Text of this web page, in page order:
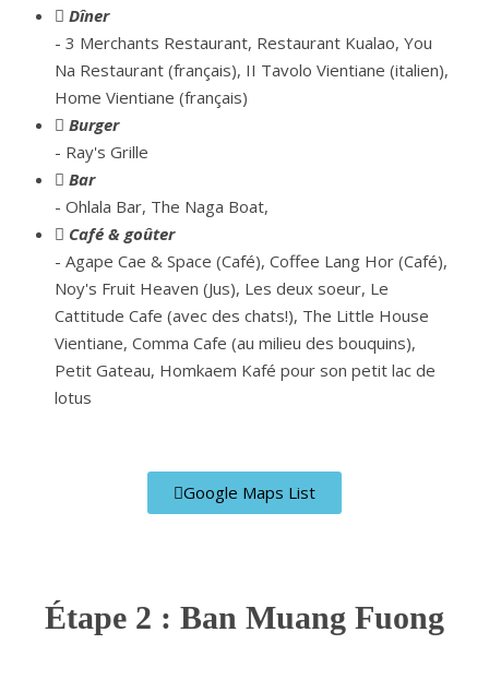
Dîner
- 3 Merchants Restaurant, Restaurant Kualao, You
Na Restaurant (français), II Tavolo Vientiane (italien),
Home Vientiane (français)
Burger
- Ray's Grille
Bar
- Ohlala Bar, The Naga Boat,
Café & goûter
- Agape Cae & Space (Café), Coffee Lang Hor (Café),
Noy's Fruit Heaven (Jus), Les deux soeur, Le
Cattitude Cafe (avec des chats!), The Little House
Vientiane, Comma Cafe (au milieu des bouquins),
Petit Gateau, Homkaem Kafé pour son petit lac de
lotus
Google Maps List
Étape 2 : Ban Muang Fuong